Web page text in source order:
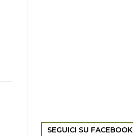
SEGUICI SU FACEBOOK